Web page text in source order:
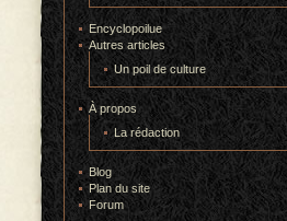
Encyclopoilue
Autres articles
Un poil de culture
À propos
La rédaction
Blog
Plan du site
Forum